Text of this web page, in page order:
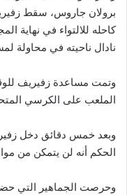
برولان جاروس، سقط
كاحله للالتواء في نهاية
نادال ناحيته في محاولة
وتمت مساعدة زفيريف
الملعب على الكرسي
الحكم أنه لن يتمكن من
وحرصت الجماهير التي